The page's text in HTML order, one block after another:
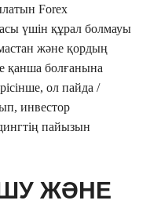
Forex
үшін құрал болмауы
және қордың
қанша болғанына
ол пайда /
инвестор
пайызын
ЖӘНЕ